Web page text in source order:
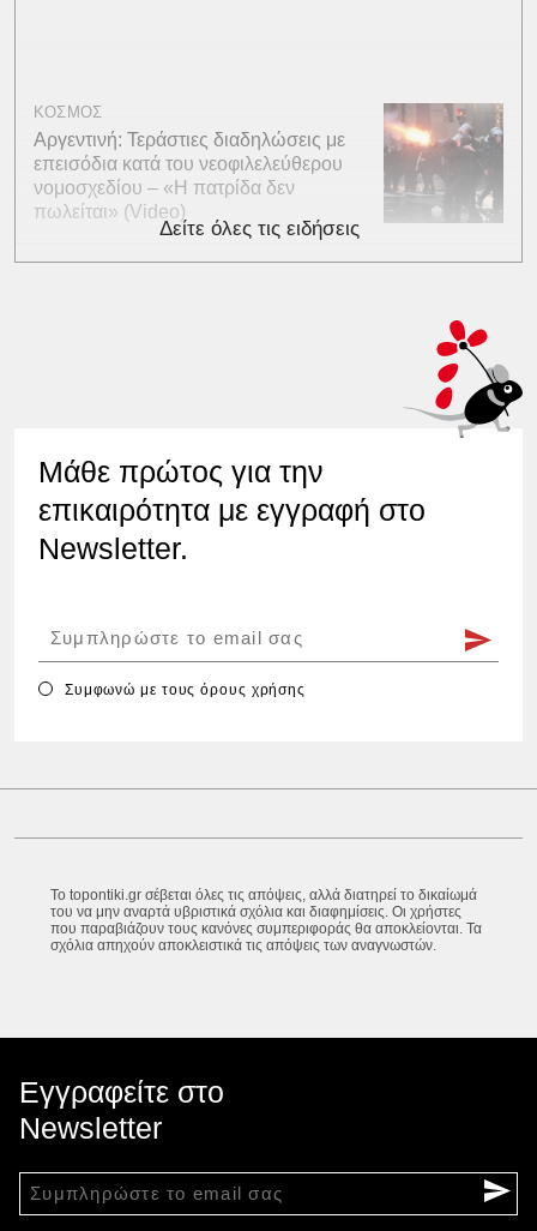
ΚΟΣΜΟΣ
Αργεντινή: Τεράστιες διαδηλώσεις με
επεισόδια κατά του νεοφιλελεύθερου
νομοσχεδίου – «Η πατρίδα δεν
πωλείται» (Video)
Δείτε όλες τις ειδήσεις
Μάθε πρώτος για την
επικαιρότητα με εγγραφή στο
Newsletter.
Συμφωνώ με τουςόρους χρήσης
Το topontiki.gr σέβεται όλες τις απόψεις, αλλά διατηρεί το δικαίωμά
του να μην αναρτά υβριστικά σχόλια και διαφημίσεις. Οι χρήστες
που παραβιάζουν τους κανόνες συμπεριφοράς θα αποκλείονται. Τα
σχόλια απηχούν αποκλειστικά τις απόψεις των αναγνωστών.
Εγγραφείτε στο
Newsletter